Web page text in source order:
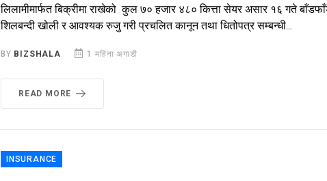
लिलामीमार्फत बिक्रीमा राखेको कुल ७० हजार ४८० कित्ता सेयर असार १६ गते
शिलबन्दी खोली र आवश्यक रुजु गरी प्रचलित कानून तथा धितोपत्र सम्बन्धी...
BY BIZSHALA 1 महिना अगाडी
READ MORE
INSURANCE